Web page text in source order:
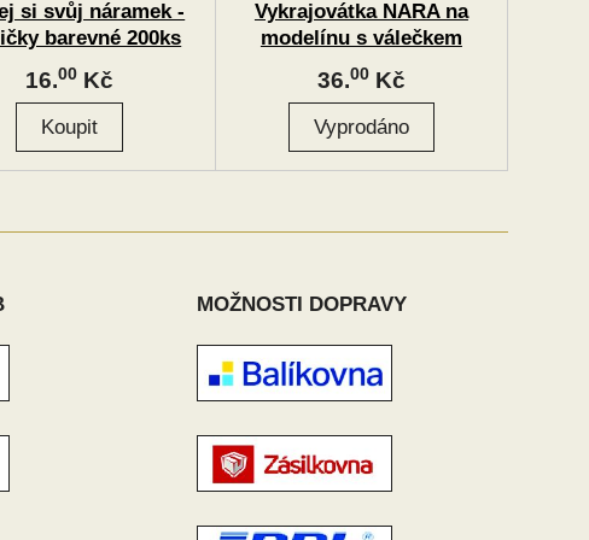
si svůj náramek -
barevné 200ks
16.00 Kč
Vykrajovátka NARA na
modelínu s válečkem
plast
36.00Kč
MOŽNOSTI DOPRAVY